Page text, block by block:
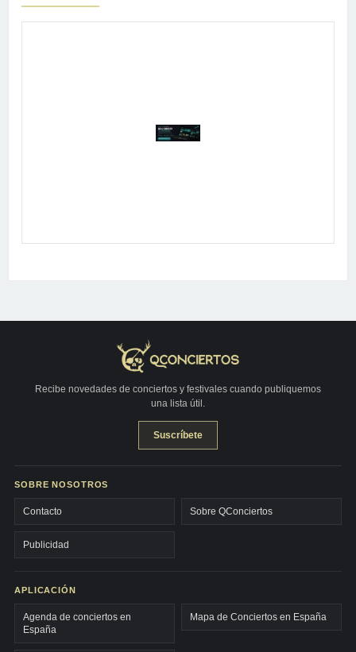
Publicidad
Recibe novedades de conciertos y festivales cuando publiquemos
una lista útil.
Suscríbete
SOBRE NOSOTROS
Contacto Sobre QConciertos
Publicidad
APLICACIÓN
Agenda de conciertos en
España
Mapa de Conciertos en España